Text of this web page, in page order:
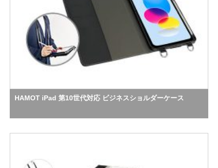
HAMOT iPad 第10世代対応 ビジネスショルダーケース